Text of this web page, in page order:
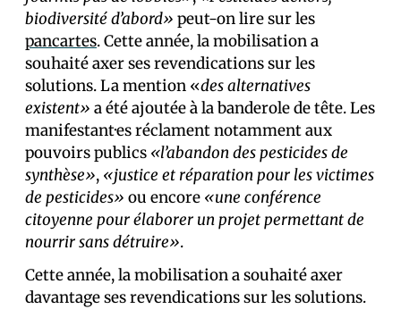
biodiversité d’abord» peut-on lire sur les
pancartes. Cette année, la mobilisation a
souhaité axer ses revendications sur les
solutions. La mention «des alternatives
existent» a été ajoutée à la banderole de tête. Les
manifestant·es réclament notamment aux
pouvoirs publics «l’abandon des pesticides de
synthèse», «justice et réparation pour les victimes
de pesticides» ou encore «une conférence
citoyenne pour élaborer un projet permettant de
nourrir sans détruire».
Cette année, la mobilisation a souhaité axer
davantage ses revendications sur les solutions.